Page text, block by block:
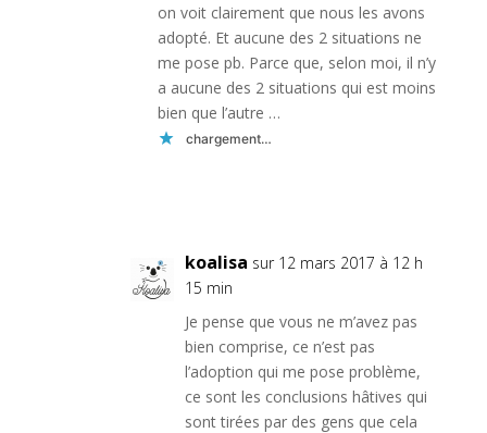
on voit clairement que nous les avons
adopté. Et aucune des 2 situations ne
me pose pb. Parce que, selon moi, il n’y
a aucune des 2 situations qui est moins
bien que l’autre …
chargement…
koalisa sur 12 mars 2017 à 12 h
15 min
Je pense que vous ne m’avez pas
bien comprise, ce n’est pas
l’adoption qui me pose problème,
ce sont les conclusions hâtives qui
sont tirées par des gens que cela